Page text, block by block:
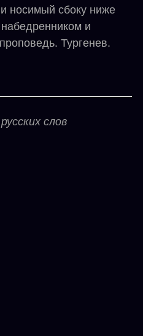
носимый сбоку ниже
и
Тургенев.
слов